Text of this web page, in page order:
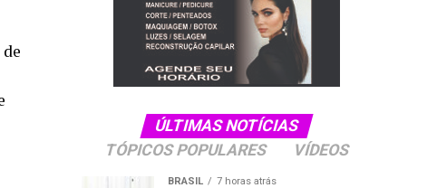
ÚLTIMAS NOTÍCIAS
TÓPICOS POPULARES
VÍDEOS
BRASIL 7 horas atrás